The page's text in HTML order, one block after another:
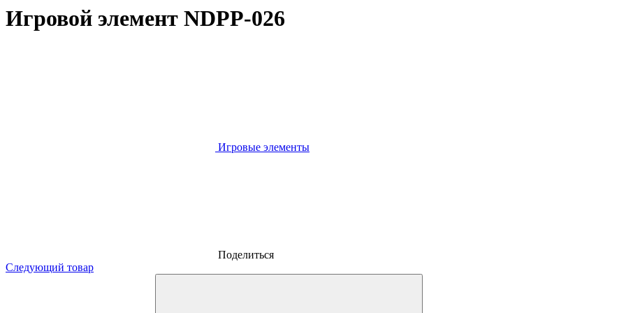
Игровой элемент NDPP-026
Игровые элементы
Поделиться
Следующий товар